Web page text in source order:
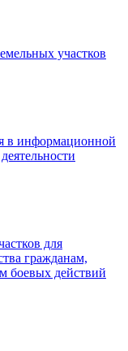
участков
в информационной
для
гражданам,
боевых действий